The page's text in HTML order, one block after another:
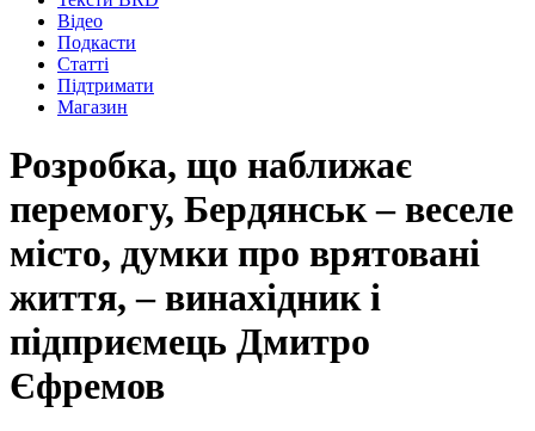
Відео
Подкасти
Статті
Підтримати
Магазин
Розробка, що наближає
перемогу, Бердянськ – веселе
місто, думки про врятовані
життя, – винахідник і
підприємець Дмитро
Єфремов